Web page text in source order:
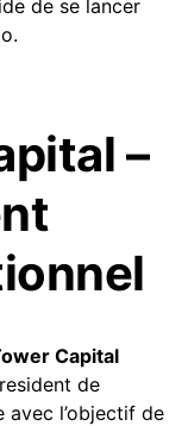
de se lancer
–
Capital
de
avec l’objectif de